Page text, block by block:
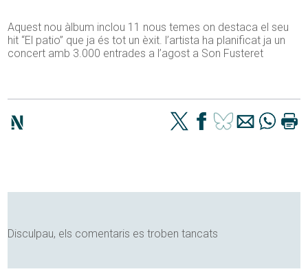
Aquest nou àlbum inclou 11 nous temes on destaca el seu
hit “El patio” que ja és tot un èxit. l’artista ha planificat ja un
concert amb 3.000 entrades a l’agost a Son Fusteret
Disculpau, els comentaris es troben tancats